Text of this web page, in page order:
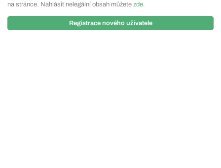
na stránce. Nahlásit nelegální obsah můžete zde.
Registrace nového uživatele